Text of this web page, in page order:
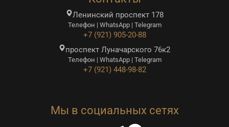
Ленинский проспект 178
Телефон | WhatsApp | Telegram
+7 (921) 905-20-88
проспект Луначарского 76к2
Телефон | WhatsApp | Telegram
+7 (921) 448-98-82
Мы в социальных сетях